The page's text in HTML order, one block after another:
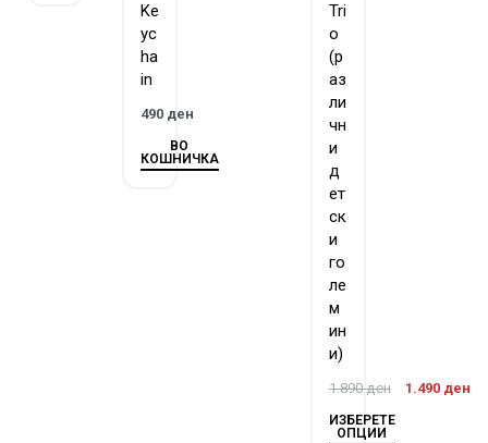
Ke
yc
ha
in
490 ден
ВО
КОШНИЧКА
Tri
o
(р
аз
ли
чн
и
д
ет
ск
и
го
ле
м
ин
и)
1.890ден 1.490 ден
ИЗБЕРЕТЕ
ОПЦИИ